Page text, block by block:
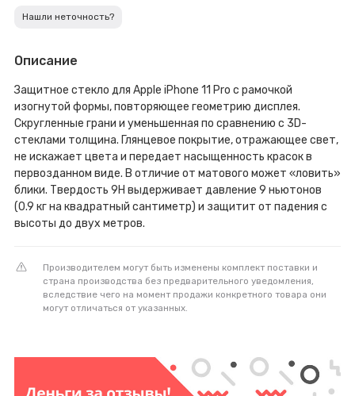
Нашли неточность?
Описание
Защитное стекло для Apple iPhone 11 Pro с рамочкой
изогнутой формы, повторяющее геометрию дисплея.
Скругленные грани и уменьшенная по сравнению с 3D-
стеклами толщина. Глянцевое покрытие, отражающее свет,
не искажает цвета и передает насыщенность красок в
первозданном виде. В отличие от матового может «ловить»
блики. Твердость 9H выдерживает давление 9 ньютонов
(0.9 кг на квадратный сантиметр) и защитит от падения с
высоты до двух метров.
Производителем могут быть изменены комплект поставки и
страна производства без предварительного уведомления,
вследствие чего на момент продажи конкретного товара они
могут отличаться от указанных.